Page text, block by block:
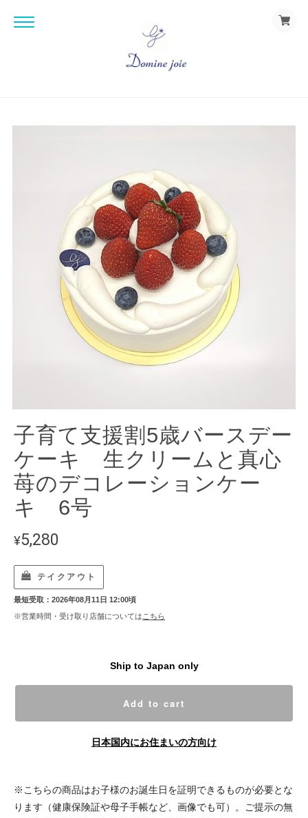
子育て支援割5歳バースデー
ケーキ 生クリームと真心
苺のデコレーションケー
キ 6号
¥5,280
テイクアウト
最短受取：2026年08月11日 12:00頃
※営業時間・受け取り店舗については こちら
Ship to Japan only
Add to cart
日本国内にお住まいの方向け
※こちらの商品はお子様のお誕生日を証明できるものが必要とな
ります（健康保険証や母子手帳など、画像でも可）。ご提示の無